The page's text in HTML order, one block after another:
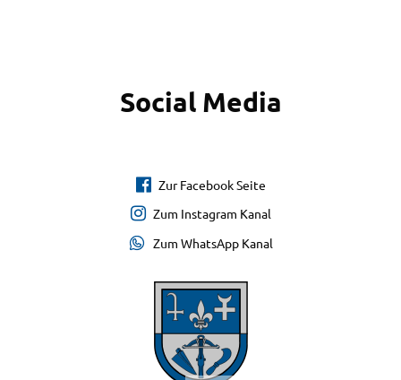
Social Media
Zur Facebook Seite
Zum Instagram Kanal
Zum WhatsApp Kanal